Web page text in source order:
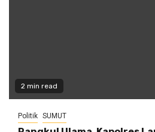
2 min read
Politik SUMUT